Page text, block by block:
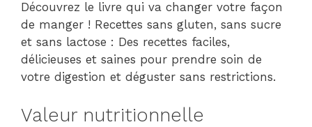
Découvrez le livre qui va changer votre façon
de manger ! Recettes sans gluten, sans sucre
et sans lactose : Des recettes faciles,
délicieuses et saines pour prendre soin de
votre digestion et déguster sans restrictions.
Valeur nutritionnelle